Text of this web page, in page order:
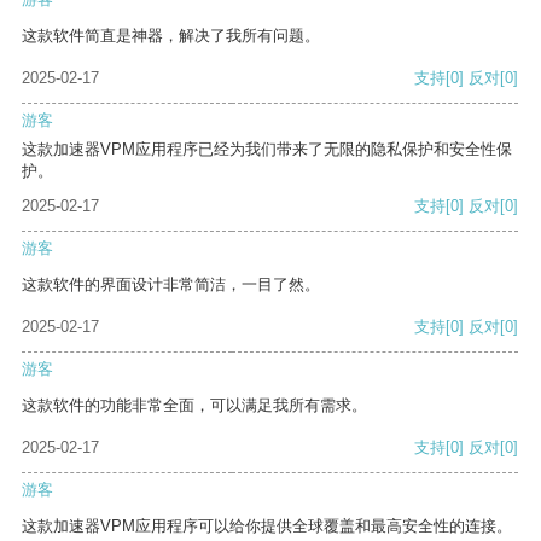
这款软件简直是神器，解决了我所有问题。
2025-02-17 支持[0] 反对[0]
游客
这款加速器VPM应用程序已经为我们带来了无限的隐私保护和安全性保
护。
2025-02-17
支持[0] 反对[0]
游客
这款软件的界面设计非常简洁，一目了然。
2025-02-17 支持[0] 反对[0]
游客
这款软件的功能非常全面，可以满足我所有需求。
2025-02-17 支持[0] 反对[0]
游客
这款加速器VPM应用程序可以给你提供全球覆盖和最高安全性的连接。